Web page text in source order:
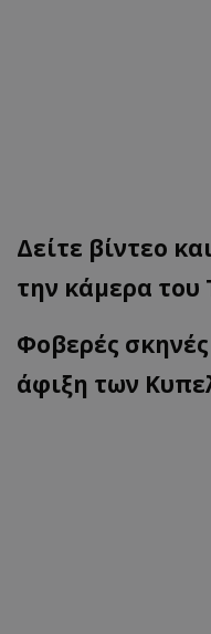
Δείτε βίντεο
την κάμερα του
Φοβερές
άφιξη των